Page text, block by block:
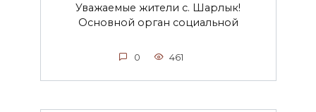
Уважаемые жители с. Шарлык!
Основной орган социальной
0 461